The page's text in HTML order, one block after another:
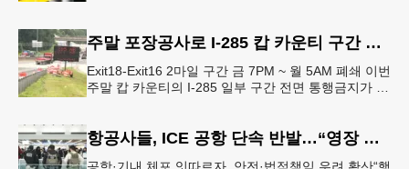
주말 포장공사로 I-285 캅 카운티 구간 통행금지
Exit18-Exit16 2마일 구간 금 7PM ~ 월 5AM 폐쇄 이번
주말 캅 카운티의 I-285 일부 구간 전면 통행금지가 시
항공사들, ICE 공항 단속 반발…“영장 없인 협조 불가”
공항·기내 체포 잇따르자, 안전·법적책임 우려 확산“행